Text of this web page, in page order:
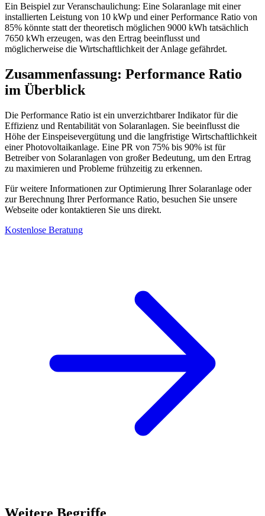
Ein Beispiel zur Veranschaulichung: Eine Solaranlage mit einer
installierten Leistung von 10 kWp und einer Performance Ratio von
85% könnte statt der theoretisch möglichen 9000 kWh tatsächlich
7650 kWh erzeugen, was den Ertrag beeinflusst und
möglicherweise die Wirtschaftlichkeit der Anlage gefährdet.
Zusammenfassung: Performance Ratio
im Überblick
Die Performance Ratio ist ein unverzichtbarer Indikator für die
Effizienz und Rentabilität von Solaranlagen. Sie beeinflusst die
Höhe der Einspeisevergütung und die langfristige Wirtschaftlichkeit
einer Photovoltaikanlage. Eine PR von 75% bis 90% ist für
Betreiber von Solaranlagen von großer Bedeutung, um den Ertrag
zu maximieren und Probleme frühzeitig zu erkennen.
Für weitere Informationen zur Optimierung Ihrer Solaranlage oder
zur Berechnung Ihrer Performance Ratio, besuchen Sie unsere
Webseite oder kontaktieren Sie uns direkt.
Kostenlose Beratung
Weitere Begriffe